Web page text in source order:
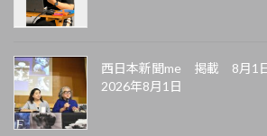
西日本新聞me 掲載 8月1日
2026年8月1日